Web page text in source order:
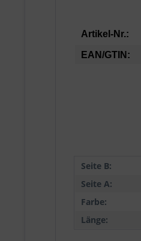
Artikel-Nr.:
EAN/GTIN:
Seite B:
Seite A:
Farbe:
Länge: